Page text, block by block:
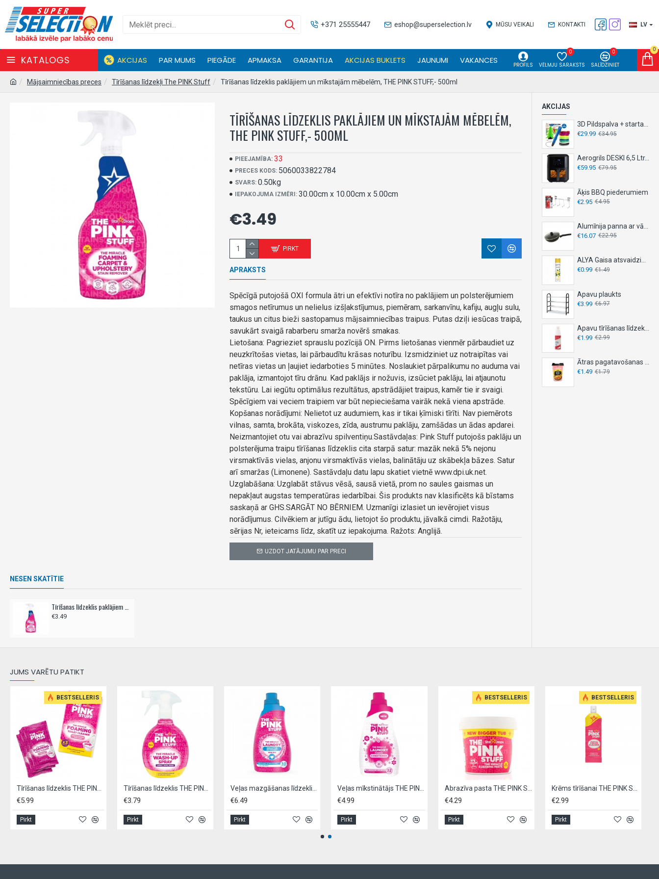
LV
+371 25555447 eshop@superselection.lv MŪSU VEIKALI KONTAKTI
KATALOGS AKCIJAS PAR MUMS PIEGĀDE APMAKSA GARANTIJA AKCIJAS BUKLETS JAUNUMI VAKANCES PROFILS VĒLMJU SARAKSTS
0
SALĪDZINIET
0 0
Mājsaimniecības preces Tīrīšanas līdzekļi The PINK Stuff Tīrīšanas līdzeklis paklājiem un mīkstajām mēbelēm, THE PINK STUFF,- 500ml
TĪRĪŠANAS LĪDZEKLIS PAKLĀJIEM UN MĪKSTAJĀM MĒBELĒM,
THE PINK STUFF,- 500ML
PIEEJAMĪBA: 33
PRECES KODS: 5060033822784
SVARS: 0.50kg
IEPAKOJUMA IZMĒRI: 30.00cm x 10.00cm x 5.00cm
€3.49
PIRKT
UZDOT JATĀJUMU PAR PRECI
APRAKSTS
Spēcīgā putojošā OXI formula ātri un efektīvi notīra no paklājiem un polsterējumiem
smagos netīrumus un nelielus izšļakstījumus, piemēram, sarkanvīnu, kafiju, augļu sulu,
taukus un citus bieži sastopamus mājsaimniecības traipus. Putas dziļi iesūcas traipā,
savukārt svaigā rabarberu smarža novērš smakas.
Lietošana: Pagrieziet sprauslu pozīcijā ON. Pirms lietošanas vienmēr pārbaudiet uz
neuzkrītošas vietas, lai pārbaudītu krāsas noturību. Izsmidziniet uz notraipītas vai
netīras vietas un ļaujiet iedarboties 5 minūtes. Noslaukiet pārpalikumu no auduma vai
paklāja, izmantojot tīru drānu. Kad paklājs ir nožuvis, izsūciet paklāju, lai atjaunotu
tekstūru. Lai iegūtu optimālus rezultātus, apstrādājiet traipus, kamēr tie ir svaigi.
Spēcīgiem vai veciem traipiem var būt nepieciešama vairāk nekā viena apstrāde.
Kopšanas norādījumi: Nelietot uz audumiem, kas ir tikai ķīmiski tīrīti. Nav piemērots
vilnas, samta, brokāta, viskozes, zīda, austrumu paklāju, zamšādas un ādas apdarei.
Neizmantojiet otu vai abrazīvu spilventiņu.Sastāvdaļas: Pink Stuff putojošs paklāju un
polsterējuma traipu tīrīšanas līdzeklis cita starpā satur: mazāk nekā 5% nejonu
virsmaktīvās vielas, anjonu virsmaktīvās vielas, balinātāju uz skābekļa bāzes. Satur
arī smaržas (Limonene). Sastāvdaļu datu lapu skatiet vietnē www.dpi.uk.net.
Uzglabāšana: Uzglabāt stāvus vēsā, sausā vietā, prom no saules gaismas un
nepakļaut augstas temperatūras iedarbībai. Šis produkts nav klasificēts kā bīstams
saskaņā ar GHS.SARGĀT NO BĒRNIEM. Uzmanīgi izlasiet un ievērojiet visus
norādījumus. Cilvēkiem ar jutīgu ādu, lietojot šo produktu, jāvalkā cimdi. Ražotāju,
sērijas Nr, ieteicams līdz, skatīt uz iepakojuma. Ražots: Anglijā.
NESEN SKATĪTIE
€3.49
AKCIJAS
€29.99 €34.95
Aerogrils DESKI 6,5 Ltr. 1500 W
€59.95 €79.95
Āķis BBQ piederumiem
€2.95 €4.95
€16.07 €22.95
ALYA Gaisa atsvaidzinātājs 300ml - LEMON
€0.99 €1.49
Apavu plaukts
€3.99 €6.97
Apavu tīrīšanas līdzeklis 150ml
€1.99 €2.99
€1.49 €1.79
JUMS VARĒTU PATIKT
BESTSELLERIS
Tīrīšanas līdzeklis THE PINK STUFF 3x100g - tualetes putas
€5.99
Pirkt
Tīrīšanas līdzeklis THE PINK STUFF 750ml - universāls
€3.79
Pirkt
Veļas mazgāšanas līdzeklis, THE PINK STUFF NON BIO- 960ml
€6.49
Pirkt
Veļas mīkstinātājs THE PINK STUFF,- 960ml
€4.99
Pirkt
BESTSELLERIS
Abrazīva pasta THE PINK STUFF 850g - universāla
€4.29
Pirkt
BESTSELLERIS
Krēms tīrīšanai THE PINK STUFF 500ml
€2.99
Pirkt